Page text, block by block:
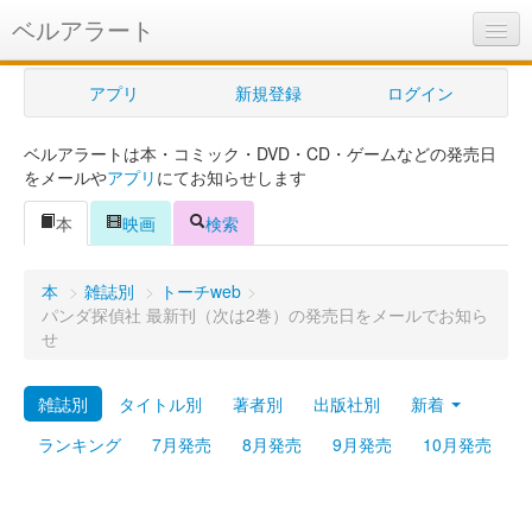
ベルアラート
ベルアラートとは
ヘルプ
新規登録
ログイン
購入管理
プレミアム
アプリ 新規登録 ログイン
ベルアラートは本・コミック・DVD・CD・ゲームなどの発売日
をメールやアプリ にてお知らせします
本
映画 検索
本 > 雑誌別 > トーチweb >
パンダ探偵社 最新刊（次は2巻）の発売日をメールでお知ら
せ
雑誌別 タイトル別 著者別 出版社別
新着
ランキング
7月発売 8月発売 9月発売 10月発売